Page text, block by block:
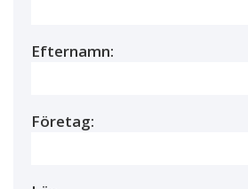
Efternamn:
Företag: